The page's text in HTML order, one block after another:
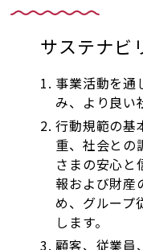
サステナビ
事業活動を通
み、より良い
行動規範の基
重、社会との
さまの安心と
報および財産
め、グループ
します。
顧客、従業員